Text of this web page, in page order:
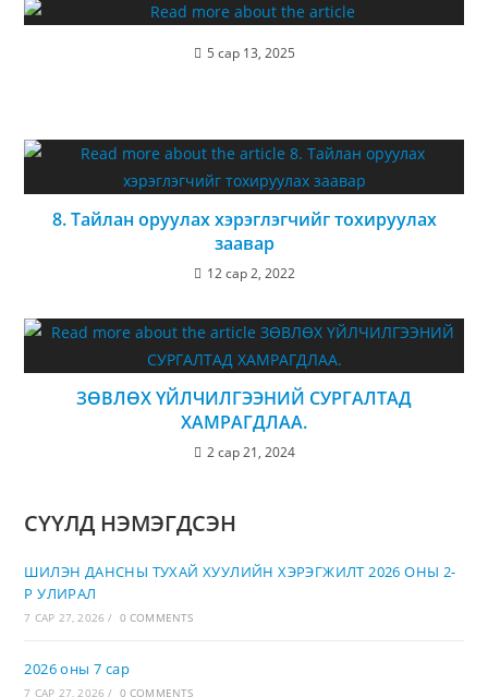
5 сар 13, 2025
8. Тайлан оруулах хэрэглэгчийг тохируулах
заавар
12 сар 2, 2022
ЗӨВЛӨХ ҮЙЛЧИЛГЭЭНИЙ СУРГАЛТАД
ХАМРАГДЛАА.
2 сар 21, 2024
СҮҮЛД НЭМЭГДСЭН
ШИЛЭН ДАНСНЫ ТУХАЙ ХУУЛИЙН ХЭРЭГЖИЛТ 2026 ОНЫ 2-
Р УЛИРАЛ
7 САР 27, 2026 / 0 COMMENTS
2026 оны 7 сар
7 САР 27, 2026 / 0 COMMENTS